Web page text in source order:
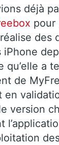
déjà
pour
des
iPhone
qu’elle a
de
en
version